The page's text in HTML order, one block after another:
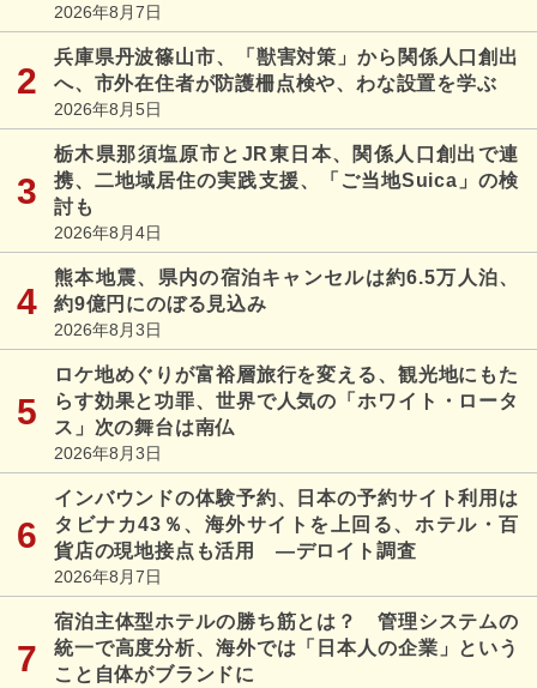
2026年8月7日
兵庫県丹波篠山市、「獣害対策」から関係人口創出
へ、市外在住者が防護柵点検や、わな設置を学ぶ
2026年8月5日
栃木県那須塩原市とJR東日本、関係人口創出で連
携、二地域居住の実践支援、「ご当地Suica」の検
討も
2026年8月4日
熊本地震、県内の宿泊キャンセルは約6.5万人泊、
約9億円にのぼる見込み
2026年8月3日
ロケ地めぐりが富裕層旅行を変える、観光地にもた
らす効果と功罪、世界で人気の「ホワイト・ロータ
ス」次の舞台は南仏
2026年8月3日
インバウンドの体験予約、日本の予約サイト利用は
タビナカ43％、海外サイトを上回る、ホテル・百
貨店の現地接点も活用 ―デロイト調査
2026年8月7日
宿泊主体型ホテルの勝ち筋とは？ 管理システムの
統一で高度分析、海外では「日本人の企業」という
こと自体がブランドに